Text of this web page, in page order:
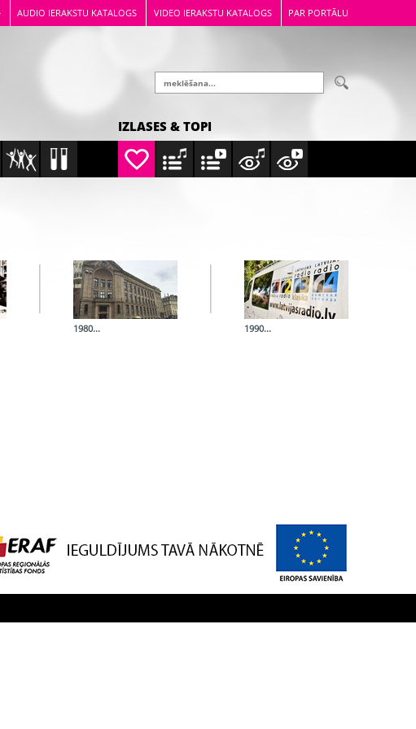
AUDIO IERAKSTU KATALOGS VIDEO IERAKSTU KATALOGS PAR PORTĀLU
IZLASES & TOPI
1980... 1990...